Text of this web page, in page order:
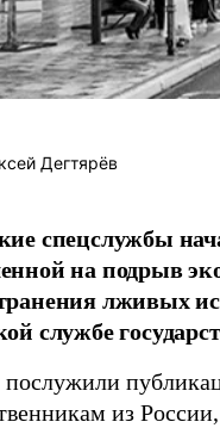
Дегтярёв
спецслужбы
на подрыв
лживых
службе
из